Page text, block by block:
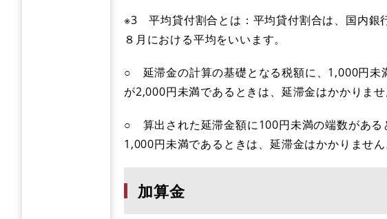
※3 平均貸付割合とは：平均貸付割合は、国内銀
８月における平均をいいます。
○ 延滞金の計算の基礎となる税額に、1,000円未
が2,000円未満であるときは、延滞金はかかりませ
○ 算出された延滞金額に100円未満の端数がある
1,000円未満であるときは、延滞金はかかりません
加算金